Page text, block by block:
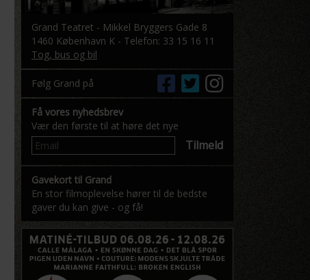
Grand Teatret - Mikkel Bryggers Gade 8
1460 København K - Telefon: 33 15 16 11
Tog, bus og bil
Følg Grand på
Få vores nyhedsbrev
Vær den første til at høre det nye
Tilmeld
Gavekort til Grand
En stor filmoplevelse hører til de bedste
gaver du kan give - og få!